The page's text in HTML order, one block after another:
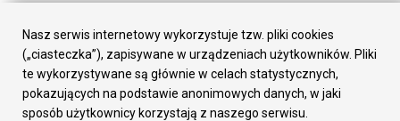
Załatw sprawę
Prezydent Miasta
Rada Miasta
Wydziały
Elektroniczna Skrzynka Podawcza
Nasz serwis internetowy wykorzystuje tzw. pliki cookies
(„ciasteczka”), zapisywane w urządzeniach użytkowników. Pliki
te wykorzystywane są głównie w celach statystycznych,
pokazujących na podstawie anonimowych danych, w jaki
sposób użytkownicy korzystają z naszego serwisu.